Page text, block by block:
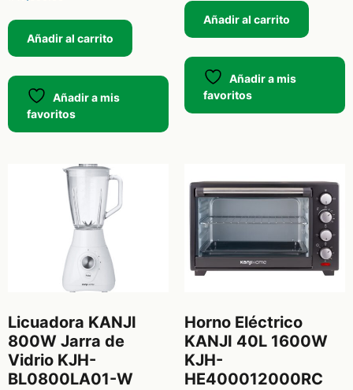
Añadir al carrito
Añadir a mis
favoritos
Añadir al carrito
Añadir a mis
favoritos
Licuadora KANJI
800W Jarra de
Vidrio KJH-
BL0800LA01-W
Horno Eléctrico
KANJI 40L 1600W
KJH-
HE400012000RC